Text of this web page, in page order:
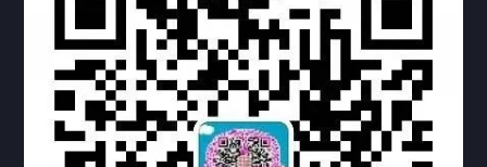
上海黄浦公证处海牙认证
上海临港公证处海牙认证
上海卢湾公证处海牙认证